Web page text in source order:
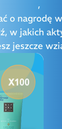
,
o nagrodę
w jakich
jeszcze